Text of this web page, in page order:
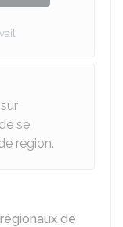
se
région.
de